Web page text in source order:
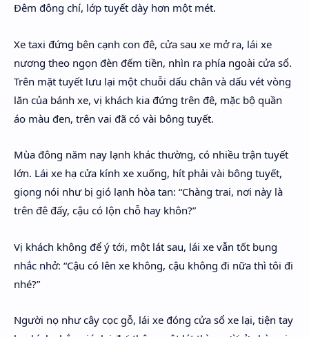
Đêm đông chí, lớp tuyết dày hơn một mét.
Xe taxi đứng bên cạnh con đê, cửa sau xe mở ra, lái xe
nương theo ngọn đèn đếm tiền, nhìn ra phía ngoài cửa sổ.
Trên mặt tuyết lưu lại một chuỗi dấu chân và dấu vét vòng
lăn của bánh xe, vị khách kia đứng trên đê, mặc bộ quần
áo màu đen, trên vai đã có vài bông tuyết.
Mùa đông năm nay lạnh khác thường, có nhiều trận tuyết
lớn. Lái xe hạ cửa kính xe xuống, hít phải vài bông tuyết,
giọng nói như bị gió lạnh hòa tan: “Chàng trai, nơi này là
trên đê đấy, cậu có lộn chỗ hay khôn?”
Vị khách không để ý tới, một lát sau, lái xe vẫn tốt bụng
nhắc nhở: “Cậu có lên xe không, cậu không đi nữa thì tôi đi
nhé?”
Người nọ như cây cọc gỗ, lái xe đóng cửa sổ xe lại, tiện tay